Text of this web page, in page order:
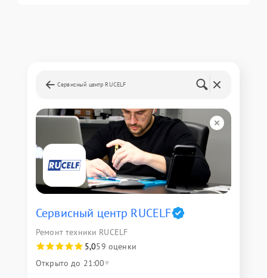
Сервисный центр RUCELF
Сервисный центр RUCELF
Ремонт техники RUCELF
5,059 оценки
Открыто до 21:00